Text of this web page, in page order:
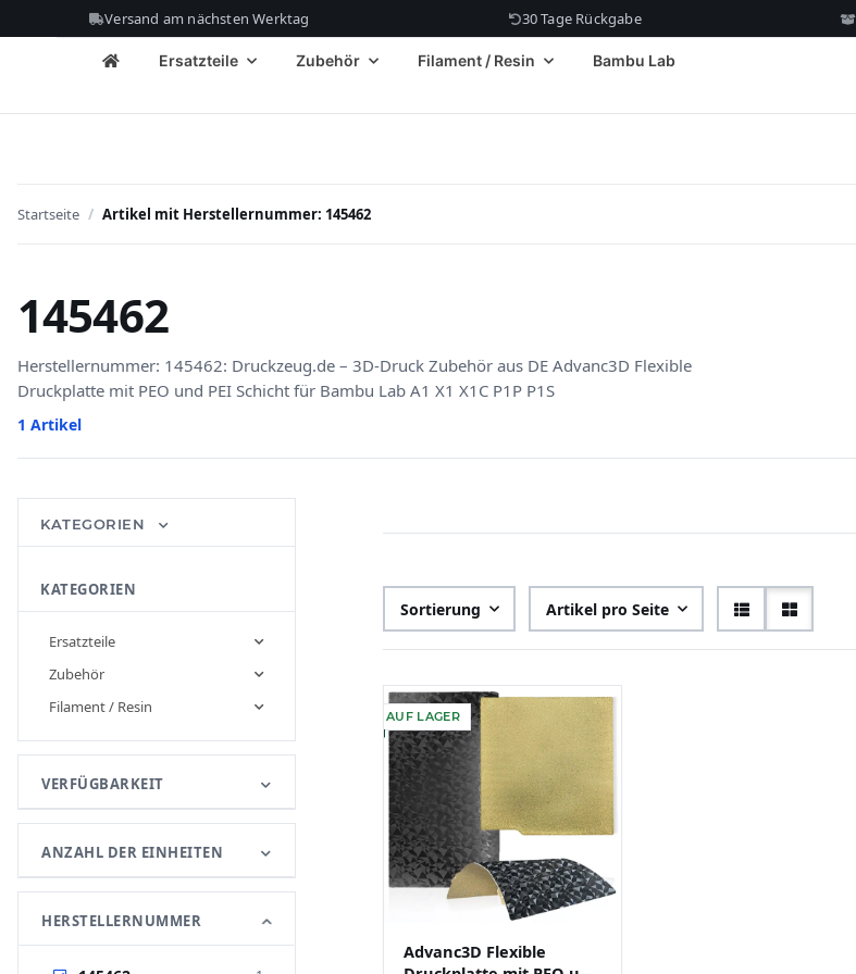
Versand am nächsten Werktag 30 Tage Rückgabe
Ersatzteile Zubehör Filament / Resin Bambu Lab
Startseite Artikel mit Herstellernummer: 145462
145462
Herstellernummer: 145462: Druckzeug.de – 3D-Druck Zubehör aus DE Advanc3D Flexible
Druckplatte mit PEO und PEI Schicht für Bambu Lab A1 X1 X1C P1P P1S
1 Artikel
Sortierung Artikel pro Seite
AUF LAGER
Advanc3D Flexible
KATEGORIEN
KATEGORIEN
Ersatzteile
Zubehör
Filament / Resin
VERFÜGBARKEIT
ANZAHL DER EINHEITEN
HERSTELLERNUMMER